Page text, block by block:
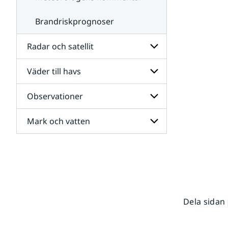
Brandriskprognoser
Radar och satellit
Undersidor
för
Radar
och
satellit
Väder till havs
Undersidor
för
Väder
till
havs
Observationer
Undersidor
för
Mark och vatten
Dela sidan